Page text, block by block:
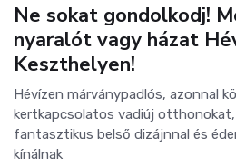
Ne sokat gondolkodj!
nyaralót vagy házat
Keszthelyen!
Hévízen márványpadlós, azonnal
kertkapcsolatos vadiúj
fantasztikus belső dizájnnal és
kínálnak